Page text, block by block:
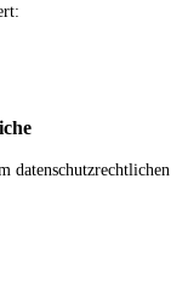
datenschutzrechtlichen